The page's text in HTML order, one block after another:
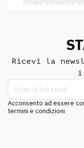
Ricevi la
i
Acconsento ad essere
termini e condizioni